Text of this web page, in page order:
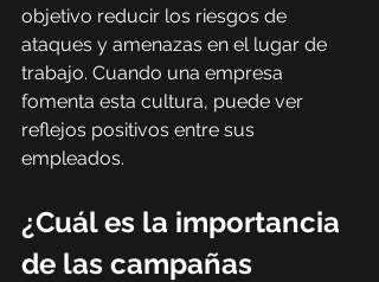
objetivo reducir los riesgos de
ataques y amenazas en el lugar de
trabajo. Cuando una empresa
fomenta esta cultura, puede ver
reflejos positivos entre sus
empleados.
¿Cuál es la importancia
de las campañas